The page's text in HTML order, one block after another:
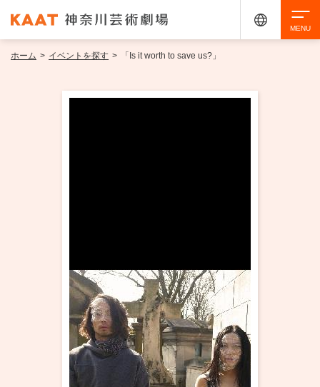
・ イベントカレンダー
・ 館内サービス・アクセシビリティ
・ フロアマップ
・ レストラン/カフェ
施設を借りる
KAATについて
ホーム > イベントを探す > 「Is it worth to save us?」